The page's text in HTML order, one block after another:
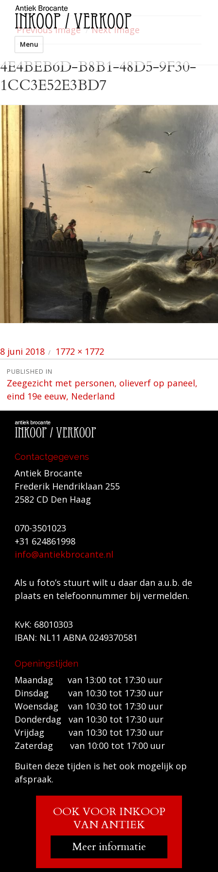
Menu
Previous Image Next Image
4E4BEB6D-B8B1-48D5-9F30-
1CC3E52E3BD7
Posted
on
8 juni 2018
Full
size
1772 × 1772
Bericht
navigatie
PUBLISHED IN
Zeegezicht met personen, olieverf op paneel,
eind 19e eeuw, Nederland
Contactgegevens
Antiek Brocante
Frederik Hendriklaan 255
2582 CD Den Haag
070-3501023
+31 624861998
info@antiekbrocante.nl
Als u foto’s stuurt wilt u daar dan a.u.b. de
plaats en telefoonnummer bij vermelden.
KvK: 68010303
IBAN: NL11 ABNA 0249370581
Openingstijden
Maandag van 13:00 tot 17:30 uur
Dinsdag van 10:30 tot 17:30 uur
Woensdag van 10:30 tot 17:30 uur
Donderdag van 10:30 tot 17:30 uur
Vrijdag van 10:30 tot 17:30 uur
Zaterdag van 10:00 tot 17:00 uur
Buiten deze tijden is het ook mogelijk op
afspraak.
OOK VOOR INKOOP
VAN ANTIEK
Meer informatie